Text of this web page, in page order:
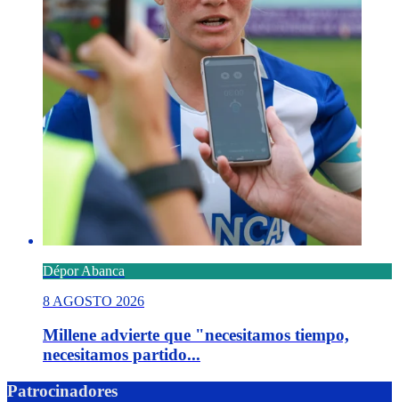
Dépor Abanca
8 AGOSTO 2026
Millene advierte que "necesitamos tiempo,
necesitamos partido...
Patrocinadores